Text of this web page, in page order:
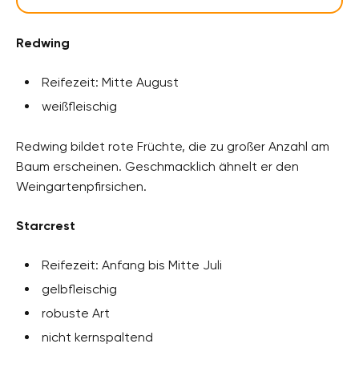
Redwing
Reifezeit: Mitte August
weißfleischig
Redwing bildet rote Früchte, die zu großer Anzahl am
Baum erscheinen. Geschmacklich ähnelt er den
Weingartenpfirsichen.
Starcrest
Reifezeit: Anfang bis Mitte Juli
gelbfleischig
robuste Art
nicht kernspaltend